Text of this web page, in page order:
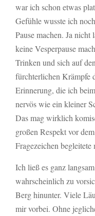
war ich schon etwas
Gefühle wusste ich
Pause machen. Ja
keine Vesperpause
Trinken und sich auf
fürchterlichen Krämpfe
Erinnerung, die ich
nervös wie ein kleiner
Das mag wirklich
großen Respekt vor
Fragezeichen
Ich ließ es ganz
wahrscheinlich zu
Berg hinunter. Viele
mir vorbei. Ohne